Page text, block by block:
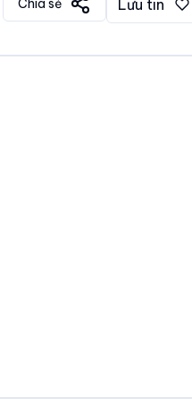
Chia sẻ Lưu tin